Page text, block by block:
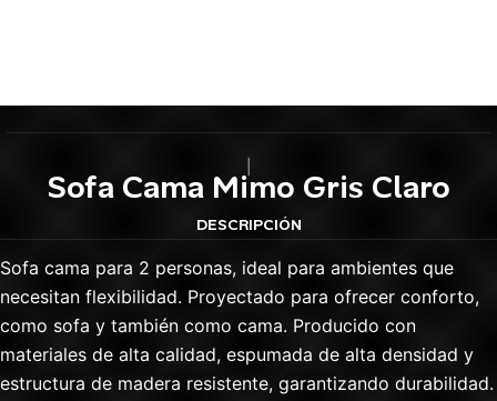
Sofa Cama Mimo Gris Claro
DESCRIPCIÓN
Sofa cama para 2 personas, ideal para ambientes que
necesitan flexibilidad. Proyectado para ofrecer conforto,
como sofa y también como cama. Producido con
materiales de alta calidad, espumada de alta densidad y
estructura de madera resistente, garantizando durabilidad.